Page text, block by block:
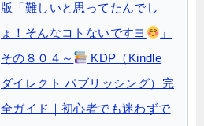
版「難しいと思ってたんでし
ょ！そんなコトないですヨ
」
その８０４～
KDP（Kindle
ダイレクト パブリッシング）完
全ガイド｜初心者でも迷わずで